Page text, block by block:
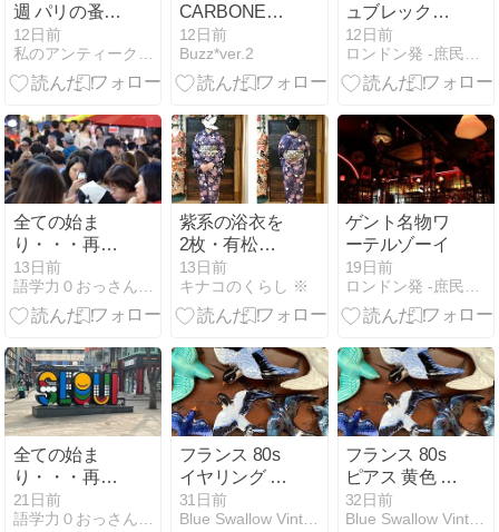
週 パリの蚤の
市 ★☆
12日前
私のアンティーク物語
CARBONE
"Spicy Vodka"
Pasta sauce
12日前
Buzz*ver.2
ュブレックフ
ァスト対決
12日前
ロンドン発 -庶民的生活-
全ての始ま
り・・・再出
発韓国編 ５
13日前
語学力０おっさんが営む西洋骨董店の日常ブログ
紫系の浴衣を
2枚・有松と
暈し
13日前
キナコのくらし ※
ゲント名物ワ
ーテルゾーイ
19日前
ロンドン発 -庶民的生活-
全ての始ま
り・・・再出
発韓国編 ４
21日前
語学力０おっさんが営む西洋骨董店の日常ブログ
フランス 80s
イヤリング ガ
ラス ピンク ク
ラスター ビン
31日前
Blue Swallow Vintage
フランス 80s
ピアス 黄色 薔
薇 ヴィンテー
ジ
32日前
Blue Swallow Vintage